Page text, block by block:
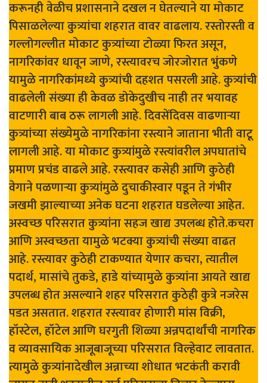
करूनही वेळीच प्रशासनाने दखल न घेतल्याने या मोकाट
पिसाळलेल्या कुत्र्यांचा शहरात वावर वाढलाय. रस्तोरस्ती व
गल्लोगल्लीत मोकाट कुत्र्यांच्या टोळ्या फिरत असून,
नागरिकांवर धावून जाणे, रस्त्यावरच जोरजोरात भुंकणे
यामुळे नागरिकांमध्ये कुत्र्यांची दहशत पसरली आहे. कुत्र्यांची
वाढलेली संख्या ही केवळ डोकेदुखीच नाही तर भयावह
वाटणारी बाब ठरू लागली आहे. दिवसेंदिवस वाढणाऱ्या
कुत्र्यांच्या संख्येमुळे नागरिकांना रस्त्याने जाताना भीती वाटू
लागली आहे. या मोकाट कुत्र्यांमुळे रस्त्यांवरील अपघातांचे
प्रमाण प्रचंड वाढले आहे. रस्त्यावर कसेही आणि कुठेही
वेगाने पळणाऱ्या कुत्र्यांमुळे दुचाकीस्वार पडून ते गंभीर
जखमी झाल्याच्या अनेक घटना शहरात घडलेल्या आहेत.
अस्वच्छ परिसरात कुत्र्यांना सहज खाद्य उपलब्ध होते.कचरा
आणि अस्वच्छता यामुळे भटक्या कुत्र्यांची संख्या वाढत
आहे. रस्त्यावर कुठेही टाकण्यात येणार कचरा, त्यातील
पदार्थ, मासांचे तुकडे, हाडे यांच्यामुळे कुत्र्यांना आयते खाद्य
उपलब्ध होत असल्याने शहर परिसरात कुठेही कुत्रे नजरेस
पडत असतात. शहरात रस्त्यावर होणारी मांस विक्री,
हॉस्टेल, हॉटेल आणि घरगुती शिळ्या अन्नपदार्थांची नागरिक
व व्यावसायिक आजूबाजूच्या परिसरात विल्हेवाट लावतात.
त्यामुळे कुत्र्यांनादेखील अन्नाच्या शोधात भटकंती करावी